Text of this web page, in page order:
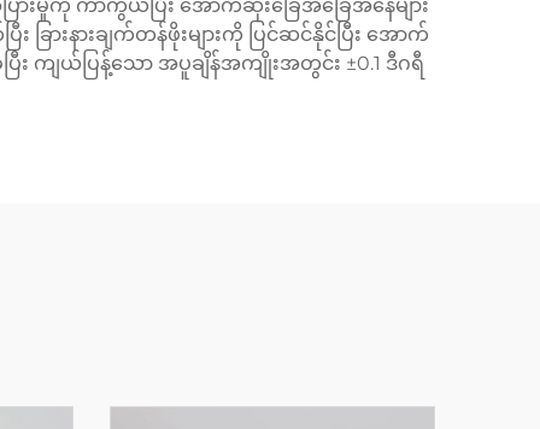
မှုကို ကာကွယ်ပြီး အောက်ဆုံးခြေအခြေအနေများ
ားချက်တန်ဖိုးများကို ပြင်ဆင်နိုင်ပြီး အောက်
း ကျယ်ပြန့်သော အပူချိန်အကျိုးအတွင်း ±0.1 ဒီဂရီ